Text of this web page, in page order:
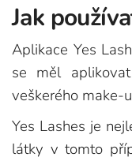
Jak
Aplikace Yes
se měl
veškerého make-
Yes Lashes je
látky v tomto